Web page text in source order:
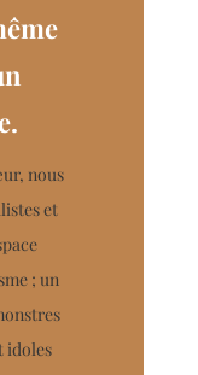
nous
et
; un
idoles